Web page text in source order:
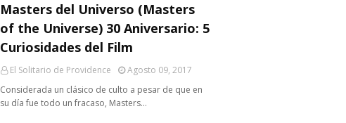
Masters del Universo (Masters
of the Universe) 30 Aniversario: 5
Curiosidades del Film
El Solitario de Providence
Agosto 09, 2017
Considerada un clásico de culto a pesar de que en
su día fue todo un fracaso, Masters…